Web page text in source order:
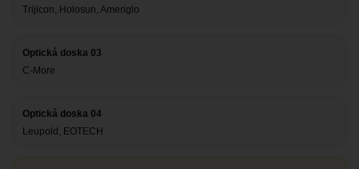
Trijicon, Holosun, Ameriglo
Optická doska 03
C-More
Optická doska 04
Leupold, EOTECH